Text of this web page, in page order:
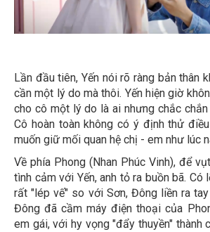
Lần đầu tiên, Yến nói rõ ràng bản thân
cần một lý do mà thôi. Yến hiện giờ
cho cô một lý do là ai nhưng chắc
Cô hoàn toàn không có ý định thử
muốn giữ mối quan hệ chị - em như lúc
Về phía Phong (Nhan Phúc Vinh), để
tình cảm với Yến, anh tỏ ra buồn bã. Có
rất "lép vế" so với Sơn, Đông liền ra tay
Đông đã cầm máy điện thoại của
em gái, với hy vọng "đẩy thuyền" thành